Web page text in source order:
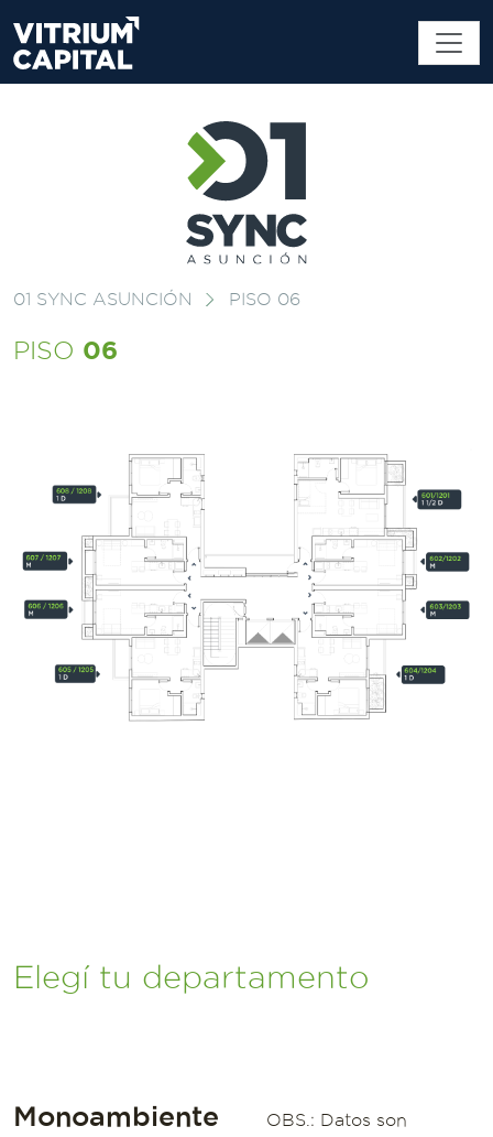
01 SYNC ASUNCIÓN PISO 06
PISO 06
Elegí tu departamento
Monoambiente
OBS.: Datos son